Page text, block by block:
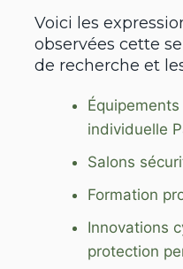
Voici les
observées cette
de recherche et
individuelle
Salons
Formation
Innovations
protection